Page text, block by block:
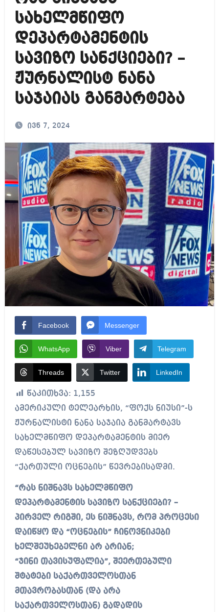
სახელმწიფო
დეპარტამენტის
სავიზო სანქციები? –
ჟურნალისტ ნანა
საჯაიას განმარტება
ივნ 7, 2024
Facebook Messenger
WhatsApp Viber Telegram
Threads Twitter LinkedIn
წაკითხვა: 1,155
ამერიკული ტელეარხის, “ფოქს ნიუსი”-ს
ჟურნალისტი ნანა საჯაია განმარტავს
სახელმწიფო დეპარტამენტის მიერ
დაწესებულ სავიზო შეზღუდვებს
“ქართული ოცნების” წევრებისადმი.
“რას ნიშნავს სახელმწიფო
დეპარტამენტის სავიზო სანქციები? –
პირველ რიგში, ეს ნიშნავს, რომ პროცესი
დაიწყო და “ოცნების” ჩინოვნიკები
ხელშეუხებელნი არ არიან;
“ჯინი თავისუფალია”, შეერთებული
შტატები საქართველოსთან
მთავრობასთან (და არა
საქართველოსთან) გადადის